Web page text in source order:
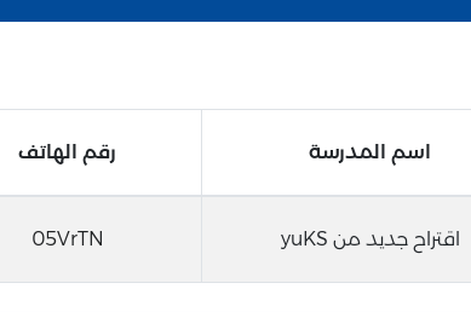
اسم المدرسة رقم الهاتف
اقتراح جديد من yuKS 05VrTN